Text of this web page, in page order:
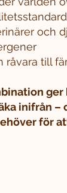
och
råvara till
inifrån –
för